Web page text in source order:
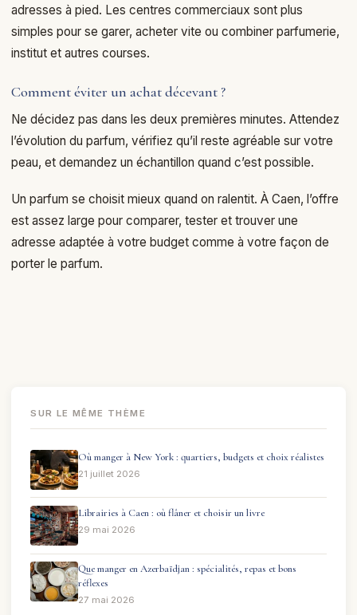
adresses à pied. Les centres commerciaux sont plus
simples pour se garer, acheter vite ou combiner parfumerie,
institut et autres courses.
Comment éviter un achat décevant ?
Ne décidez pas dans les deux premières minutes. Attendez
l’évolution du parfum, vérifiez qu’il reste agréable sur votre
peau, et demandez un échantillon quand c’est possible.
Un parfum se choisit mieux quand on ralentit. À Caen, l’offre
est assez large pour comparer, tester et trouver une
adresse adaptée à votre budget comme à votre façon de
porter le parfum.
SUR LE MÊME THÈME
Où manger à New York : quartiers, budgets et choix réalistes
21 juillet 2026
Librairies à Caen : où flâner et choisir un livre
29 mai 2026
Que manger en Azerbaïdjan : spécialités, repas et bons
réflexes
27 mai 2026